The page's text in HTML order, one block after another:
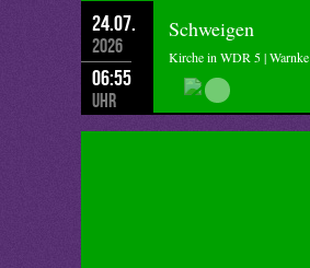
24.07.
2026
06:55
Uhr
Schweigen
Kirche in WDR 5 | Warnke